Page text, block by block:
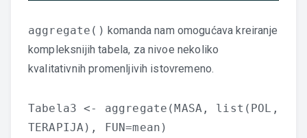
aggregate() komanda nam omogućava kreiranje
kompleksnijih tabela, za nivoe nekoliko
kvalitativnih promenljivih istovremeno.
Tabela3 <- aggregate(MASA, list(POL,
TERAPIJA), FUN=mean)